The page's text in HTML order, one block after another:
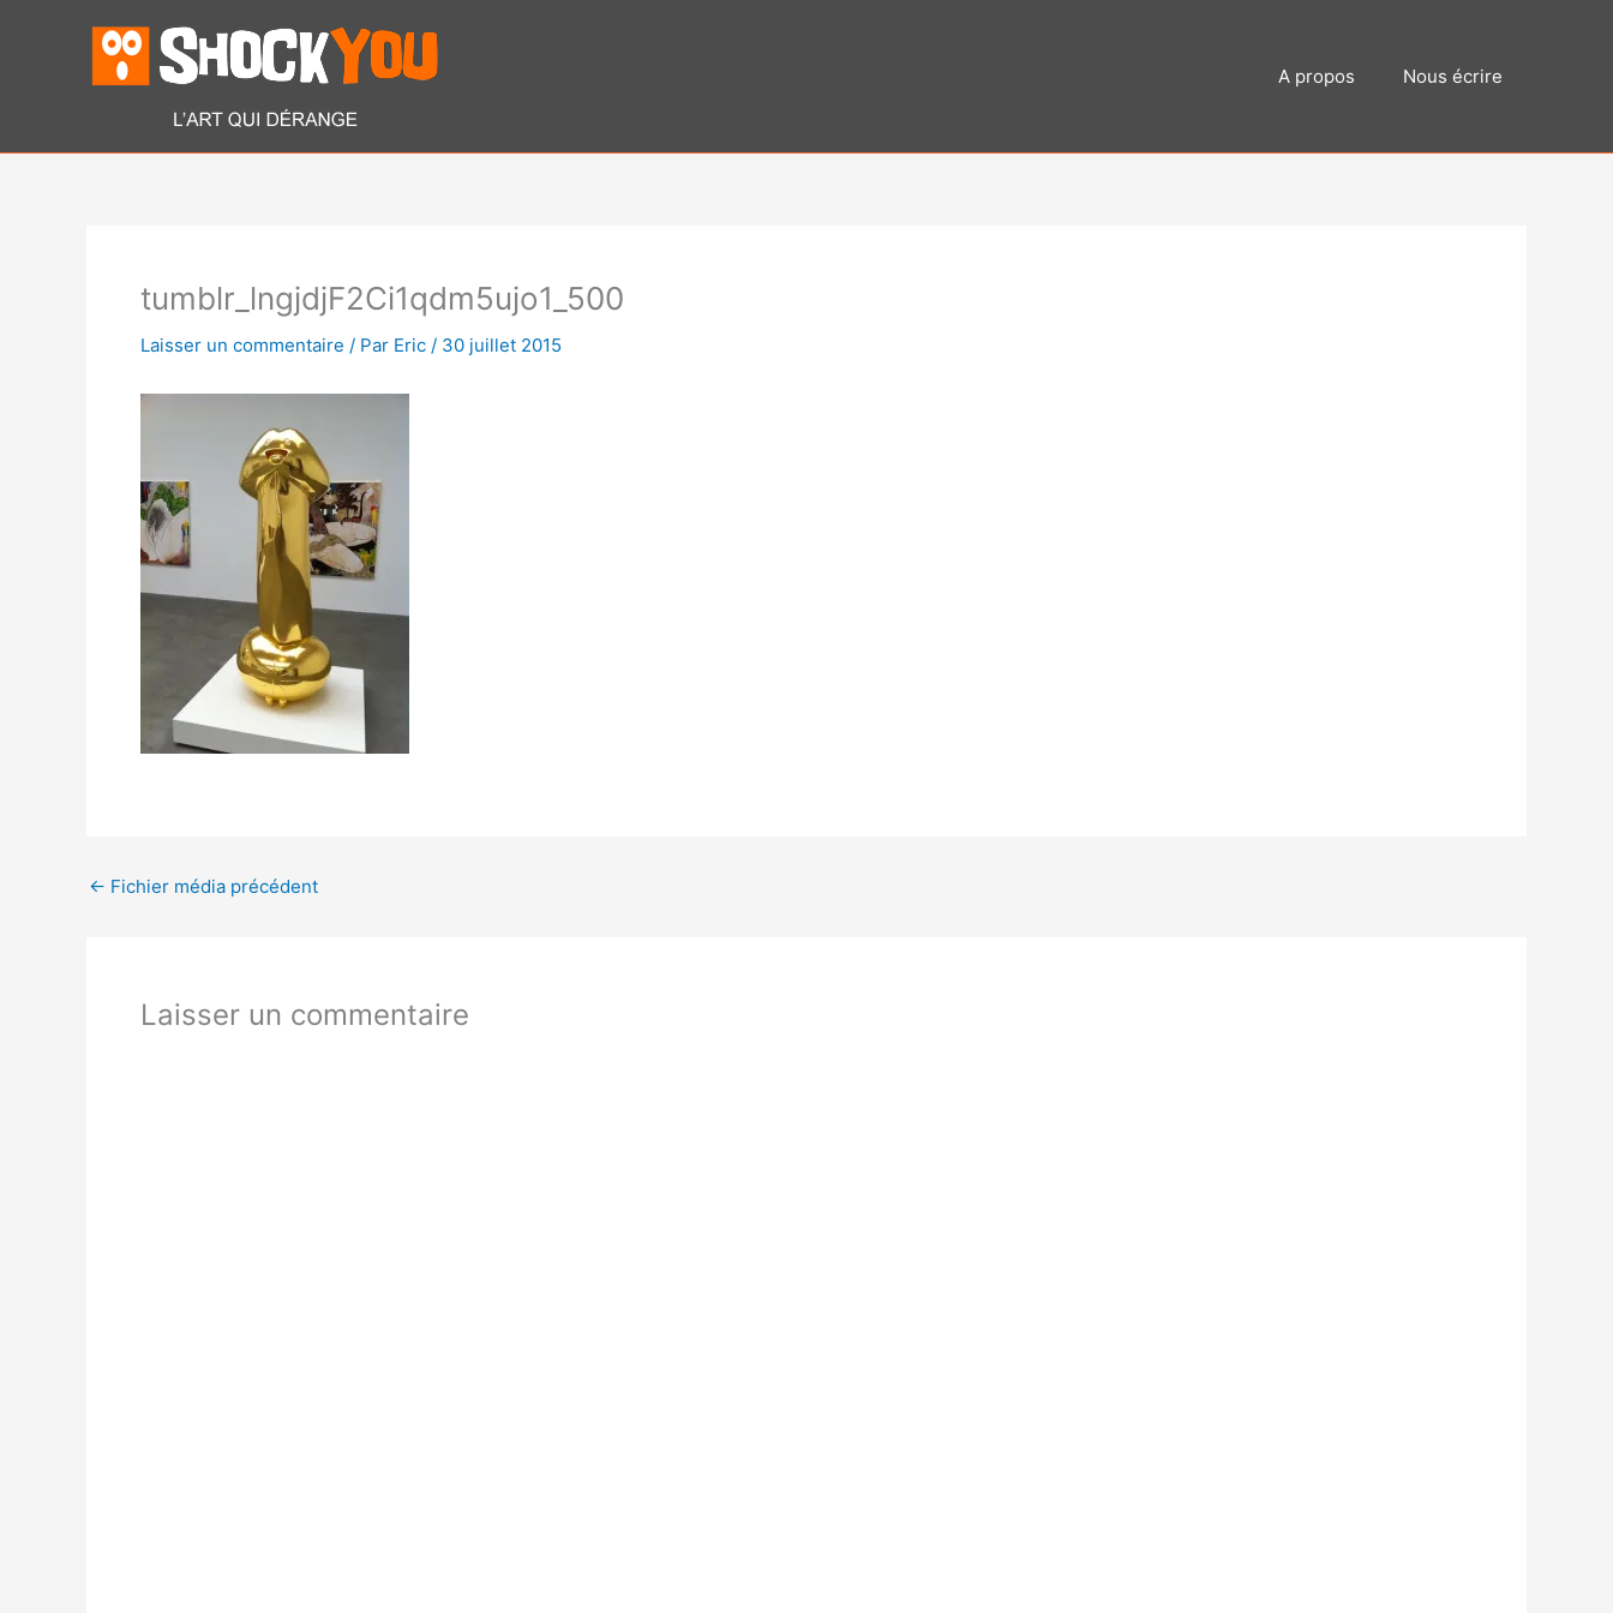
A propos Nous écrire
tumblr_lngjdjF2Ci1qdm5ujo1_500
Laisser un commentaire / Par Eric / 30 juillet 2015
← Fichier média précédent
Laisser un commentaire